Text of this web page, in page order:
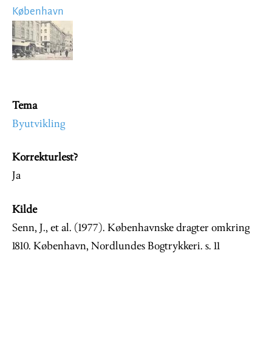
København
Image
Tema
Byutvikling
Korrekturlest?
Ja
Kilde
Senn, J., et al. (1977). Københavnske dragter omkring
1810. København, Nordlundes Bogtrykkeri. s. 11